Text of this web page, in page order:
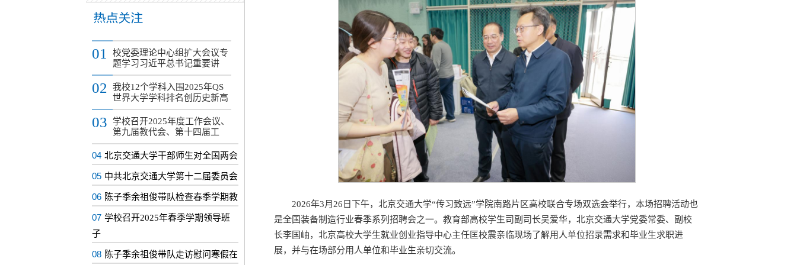
01
校党委理论中心组扩大会议专
题学习习近平总书记重要讲
02
我校12个学科入围2025年QS
世界大学学科排名创历史新高
03
学校召开2025年度工作会议、
第九届教代会、第十四届工
04 北京交通大学干部师生对全国两会
05 中共北京交通大学第十二届委员会
06 陈子季余祖俊带队检查春季学期教
07 学校召开2025年春季学期领导班
子
08 陈子季余祖俊带队走访慰问寒假在
2026年3月26日下午，北京交通大学“传习致远”学院南路片区高校联合专场双选会举行，本场招聘活动也
是全国装备制造行业春季系列招聘会之一。教育部高校学生司副司长吴爱华，北京交通大学党委常委、副校
长李国岫，北京高校大学生就业创业指导中心主任匡校震亲临现场了解用人单位招录需求和毕业生求职进
展，并与在场部分用人单位和毕业生亲切交流。